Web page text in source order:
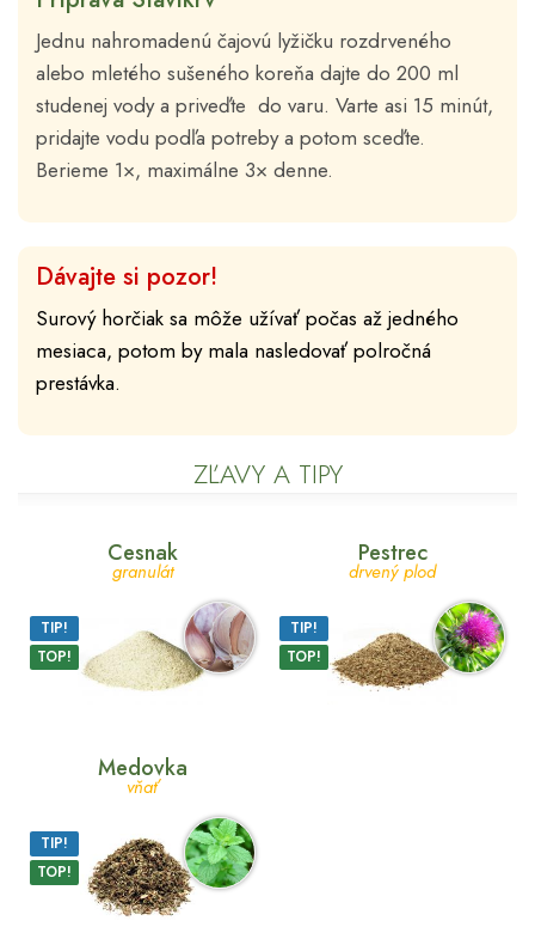
Jednu nahromadenú čajovú lyžičku rozdrveného
alebo mletého sušeného koreňa dajte do 200 ml
studenej vody a priveďte do varu. Varte asi 15 minút,
pridajte vodu podľa potreby a potom sceďte.
Berieme 1×, maximálne 3× denne.
Dávajte si pozor!
Surový horčiak sa môže užívať počas až jedného
mesiaca, potom by mala nasledovať polročná
prestávka.
ZĽAVY A TIPY
Cesnak
granulát
TIP!
TOP!
Pestrec
drvený plod
TIP!
TOP!
Medovka
vňať
TIP!
TOP!